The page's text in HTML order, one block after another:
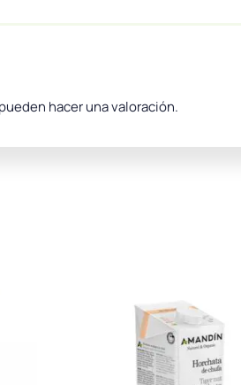
hacer una valoración.